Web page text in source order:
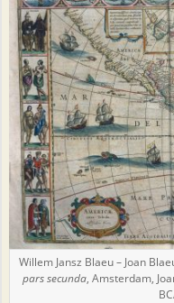
Willem Jansz Blaeu – Joan
pars secunda, Amsterdam,